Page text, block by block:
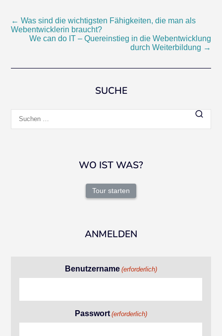
Beitragsnavigation
← Was sind die wichtigsten Fähigkeiten, die man als
Webentwicklerin braucht?
We can do IT – Quereinstieg in die Webentwicklung
durch Weiterbildung →
SUCHE
nach:
WO IST WAS?
Tour starten
ANMELDEN
Benutzername (erforderlich)
Passwort (erforderlich)